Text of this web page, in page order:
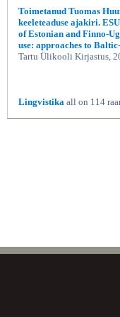
Toimetanud Tuomas
keeleteaduse ajakiri.
of Estonian and Finno-
use: approaches to
Tartu Ülikooli Kirjastus,
Lingvistika all on 114